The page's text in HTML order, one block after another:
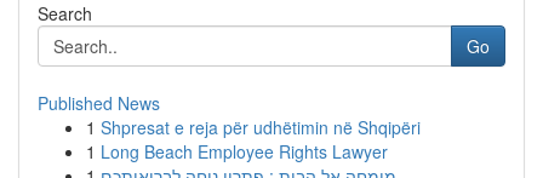
Search
Go
Published News
1 Shpresat e reja për udhëtimin në Shqipëri
1 Long Beach Employee Rights Lawyer